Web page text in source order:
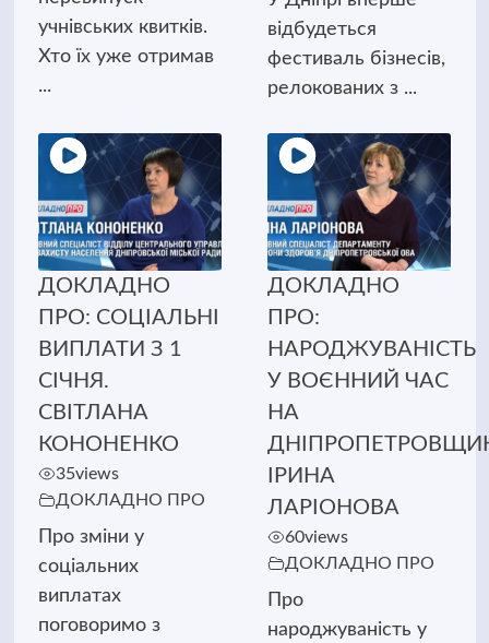
учнівських квитків.
Хто їх уже отримав
...
відбудеться
фестиваль бізнесів,
релокованих з ...
ДОКЛАДНО
ПРО: СОЦІАЛЬНІ
ВИПЛАТИ З 1
СІЧНЯ.
СВІТЛАНА
КОНОНЕНКО
35views
ДОКЛАДНО ПРО
Про зміни у
соціальних
виплатах
поговоримо з
ДОКЛАДНО
ПРО:
НАРОДЖУВАНІСТЬ
У ВОЄННИЙ ЧАС
НА
ІРИНА
ЛАРІОНОВА
60views
ДОКЛАДНО ПРО
Про
народжуваність у